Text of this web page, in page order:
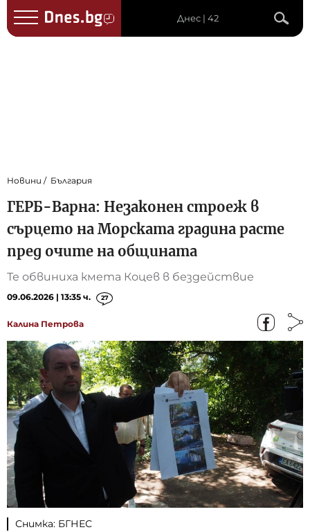
Днес | 42
Новини България
ГЕРБ-Варна: Незаконен строеж в
сърцето на Морската градина расте
пред очите на общината
Те обвиниха кмета Коцев в бездействие
09.06.2026 | 13:35 ч. 27
Калина Петрова
Снимка: БГНЕС